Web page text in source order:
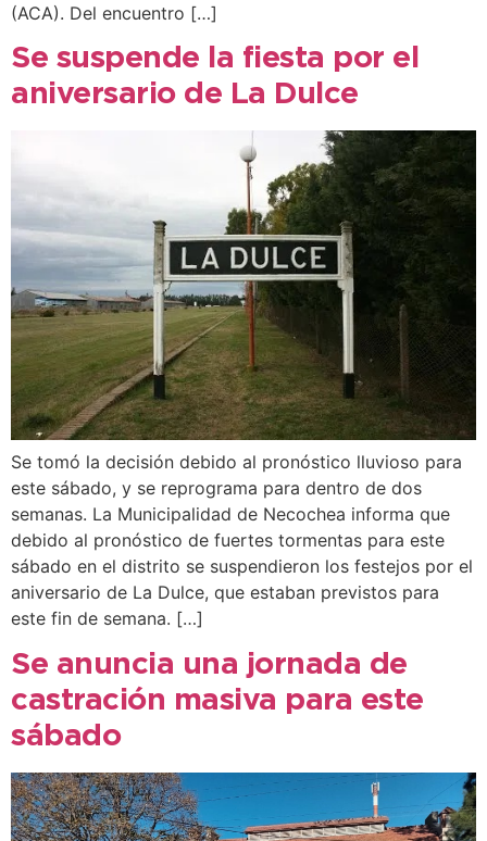
(ACA). Del encuentro […]
Se suspende la fiesta por el
aniversario de La Dulce
Se tomó la decisión debido al pronóstico lluvioso para
este sábado, y se reprograma para dentro de dos
semanas. La Municipalidad de Necochea informa que
debido al pronóstico de fuertes tormentas para este
sábado en el distrito se suspendieron los festejos por el
aniversario de La Dulce, que estaban previstos para
este fin de semana. […]
Se anuncia una jornada de
castración masiva para este
sábado